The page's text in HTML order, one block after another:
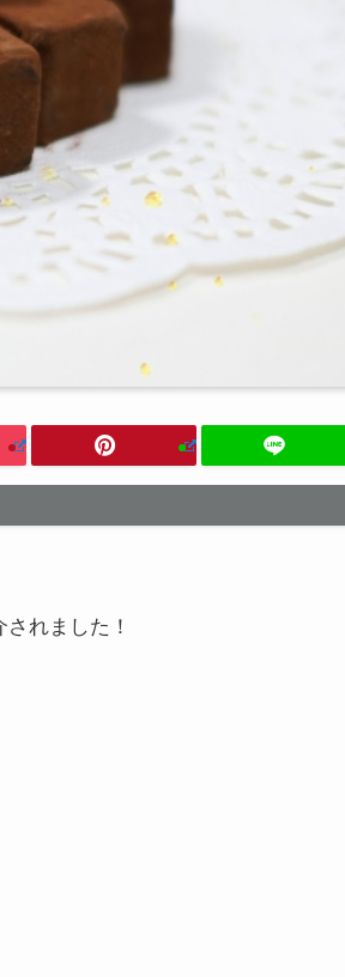
れました！